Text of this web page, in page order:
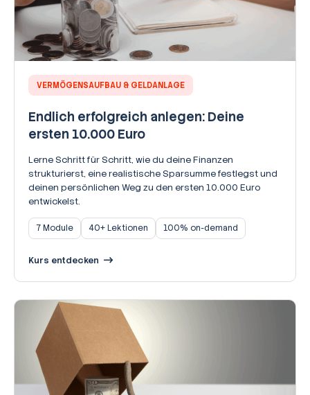
VERMÖGENSAUFBAU & GELDANLAGE
Endlich erfolgreich anlegen: Deine
ersten 10.000 Euro
Lerne Schritt für Schritt, wie du deine Finanzen
strukturierst, eine realistische Sparsumme festlegst und
deinen persönlichen Weg zu den ersten 10.000 Euro
entwickelst.
7 Module 40+ Lektionen 100% on-demand
Kurs entdecken